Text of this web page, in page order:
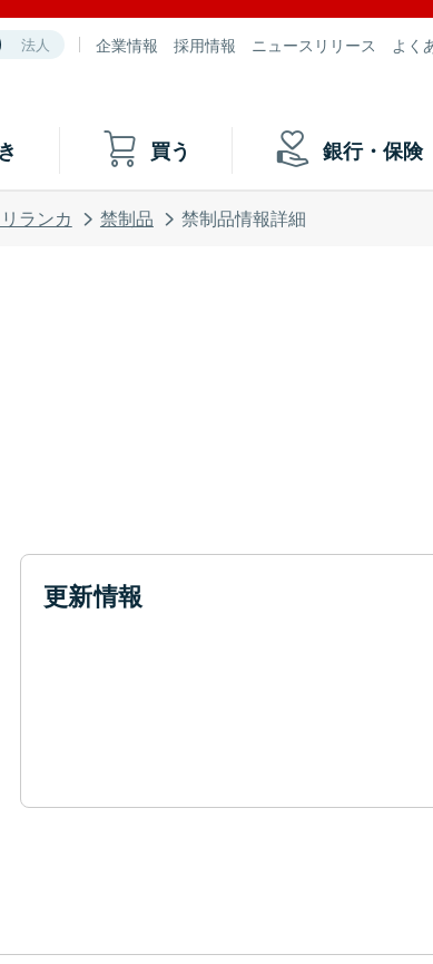
法人 企業情報 採用情報 ニュースリリース よく
買う 銀行・保険
ランカ 禁制品 禁制品情報詳細
更新情報